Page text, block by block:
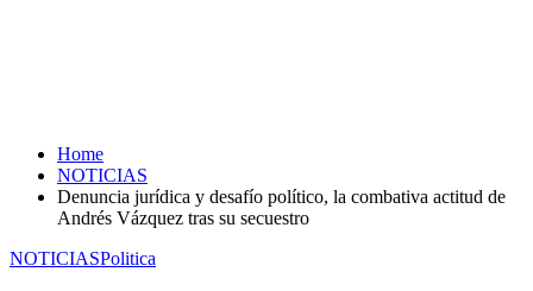
Home
NOTICIAS
Denuncia jurídica y desafío político, la combativa actitud de
Andrés Vázquez tras su secuestro
NOTICIASPolitica